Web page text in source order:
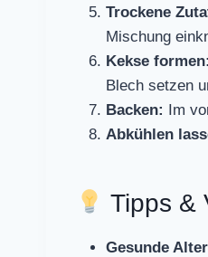
Trockene
Mischung
Kekse formen:
Blech setzen
Backen: Im
Abkühlen
Tipps &
Gesunde